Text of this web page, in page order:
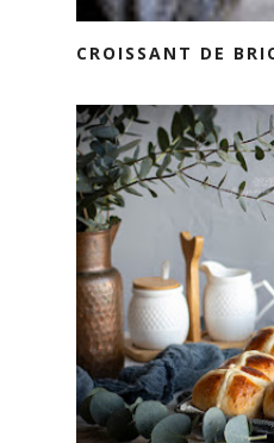
CROISSANT DE